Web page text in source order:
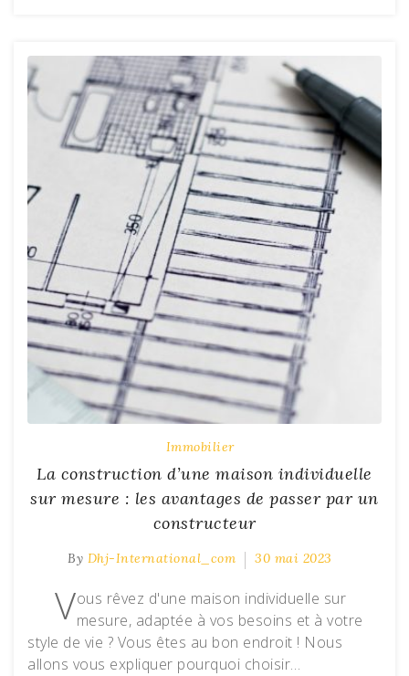
Immobilier
La construction d’une maison individuelle
sur mesure : les avantages de passer par un
constructeur
By Dhj-International_com 30 mai 2023
Vous rêvez d'une maison individuelle sur
mesure, adaptée à vos besoins et à votre
style de vie ? Vous êtes au bon endroit ! Nous
allons vous expliquer pourquoi choisir…